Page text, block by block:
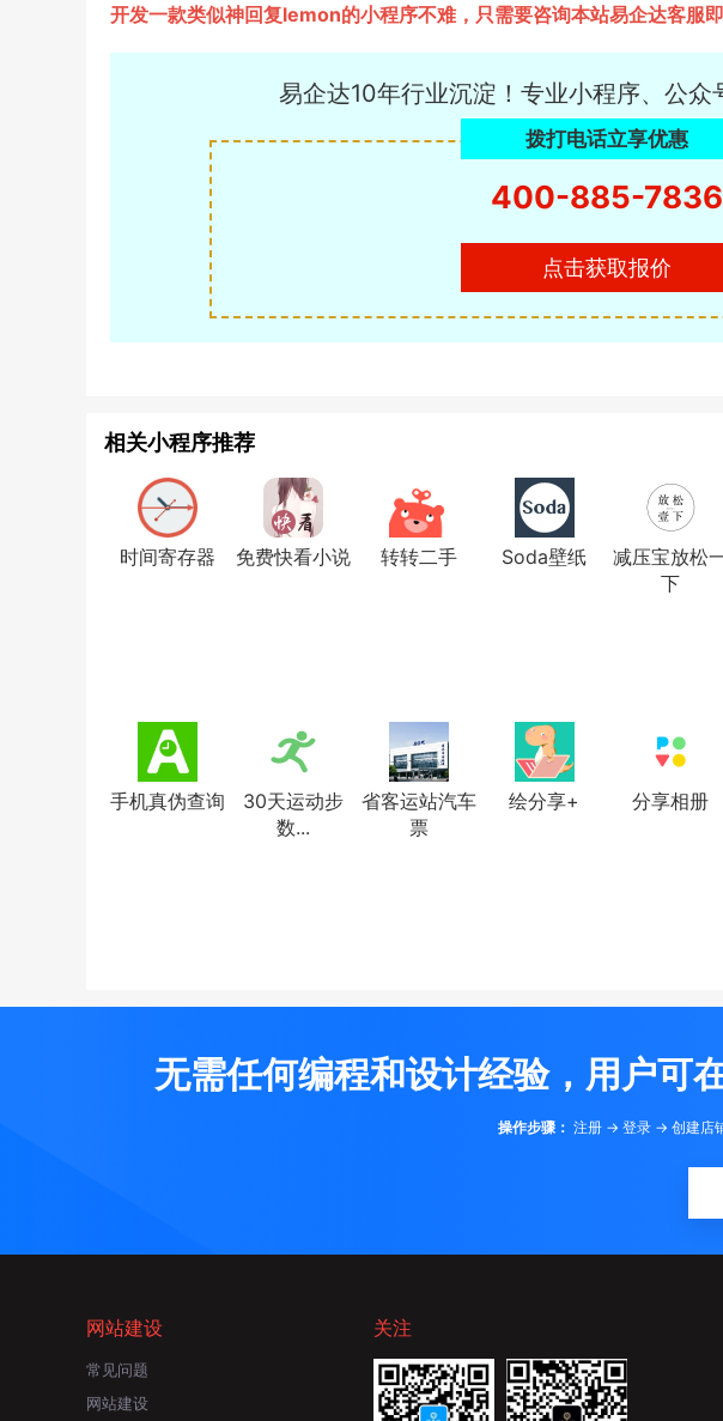
开发一款类似神回复lemon的小程序不难，只需要咨询本站易企达客服
易企达10年行业沉淀！专业小程序、公
拨打电话立享优惠
400-885-7836
点击获取报价
相关小程序推荐
时间寄存器 免费快看小说 转转二手 Soda壁纸
减压宝放松
下
手机真伪查询
30天运动步
数...
省客运站汽车
票
绘分享+ 分享相册
无需任何编程和设计经验，用户可
操作步骤： 注册 -> 登录 -> 创建店
网站建设
常见问题
网站建设
关注